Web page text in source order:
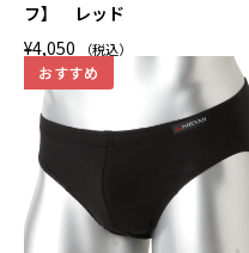
フ】 レッド
¥4,050 （税込）
おすすめ